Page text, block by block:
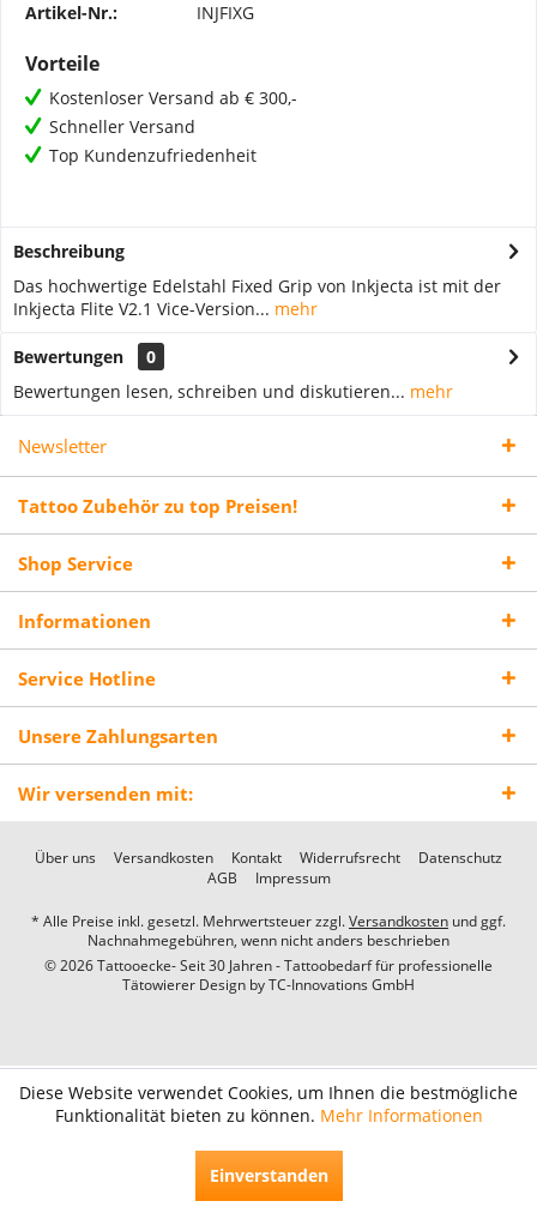
Artikel-Nr.: INJFIXG
Vorteile
Kostenloser Versand ab € 300,-
Schneller Versand
Top Kundenzufriedenheit
Beschreibung
Das hochwertige Edelstahl Fixed Grip von Inkjecta ist mit der
Inkjecta Flite V2.1 Vice-Version... mehr
Bewertungen
0
Bewertungen lesen, schreiben und diskutieren... mehr
Newsletter
Tattoo Zubehör zu top Preisen!
Shop Service
Informationen
Service Hotline
Unsere Zahlungsarten
Wir versenden mit:
Über uns Versandkosten Kontakt Widerrufsrecht
Datenschutz
AGB
Impressum
* Alle Preise inkl. gesetzl. Mehrwertsteuer zzgl.Versandkosten und ggf.
Nachnahmegebühren, wenn nicht anders beschrieben
© 2026 Tattooecke- Seit 30 Jahren - Tattoobedarf für professionelle
Tätowierer Design byTC-Innovations GmbH
Diese Website verwendet Cookies, um Ihnen die bestmögliche
Funktionalität bieten zu können. Mehr Informationen
Einverstanden